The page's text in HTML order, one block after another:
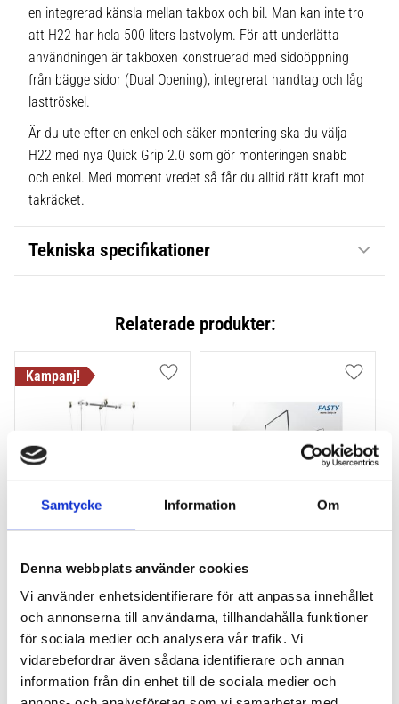
Samtycke Information Om
Denna webbplats använder cookies
Vi använder enhetsidentifierare för att anpassa innehållet
och annonserna till användarna, tillhandahålla funktioner
för sociala medier och analysera vår trafik. Vi
vidarebefordrar även sådana identifierare och annan
information från din enhet till de sociala medier och
en integrerad känsla mellan takbox och bil. Man kan inte tro
att H22 har hela 500 liters lastvolym. För att underlätta
användningen är takboxen konstruerad med sidoöppning
från bägge sidor (Dual Opening), integrerat handtag och låg
lasttröskel.
Är du ute efter en enkel och säker montering ska du välja
H22 med nya Quick Grip 2.0 som gör monteringen snabb
och enkel. Med moment vredet så får du alltid rätt kraft mot
takräcket.
Tekniska specifikationer
Relaterade produkter:
BOXLIFT -
Det perfekta sättet att
förvara en takbox. Kan
även användas för kajaker
och surfbrädor.
1 895kr
2 045kr
Lägg till i favoriter
BOXLIFT -
Ett enklare sätt att hissa
upp takboxen i
garagetaket
295kr
Lägg